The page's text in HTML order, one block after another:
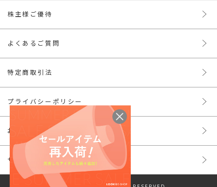
株主様ご優待
よくあるご質問
特定商取引法
プライバシーポリシー
お問い合わせ
サイトマップ